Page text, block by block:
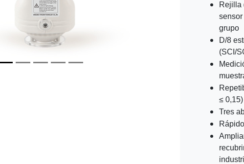
Rejilla
grupo
D/8
(SCI/
≤ 0,15)
Tres